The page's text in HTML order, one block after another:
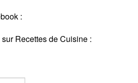
:
Recettes de Cuisine :